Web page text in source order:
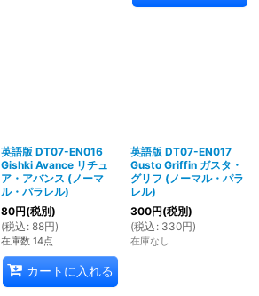
英語版 DT07-EN016
Gishki Avance リチュ
ア・アバンス (ノーマ
ル・パラレル)
80円(税別)
(税込 : 88円)
在庫数 14点
カートに入れる
英語版 DT07-EN017
Gusto Griffin ガスタ・
グリフ (ノーマル・パラ
レル)
300円(税別)
(税込 : 330円)
在庫なし